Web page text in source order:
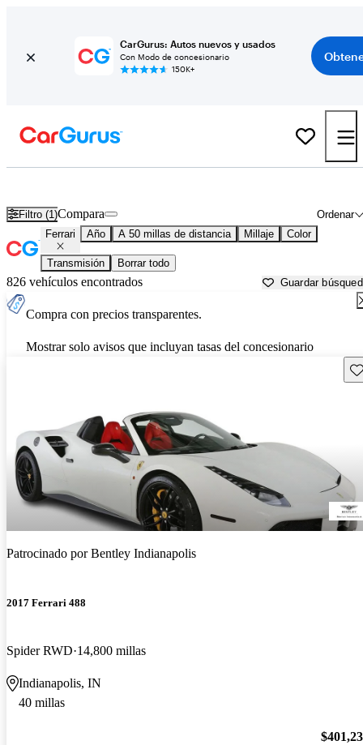
CarGurus: Autos nuevos y usados
Con Modo de concesionario
150K+
Filtro (1) Ordenar
Compara
Ferrari Año A 50 millas de distancia Millaje Color
Transmisión Borrar todo
826 vehículos encontrados Guardar
Compra con precios transparentes.
Mostrar solo avisos que incluyan tasas del concesionario
Patrocinado porBentley Indianapolis
2017 Ferrari 488
Spider RWD 14,800 millas
Indianapolis, IN
40 millas